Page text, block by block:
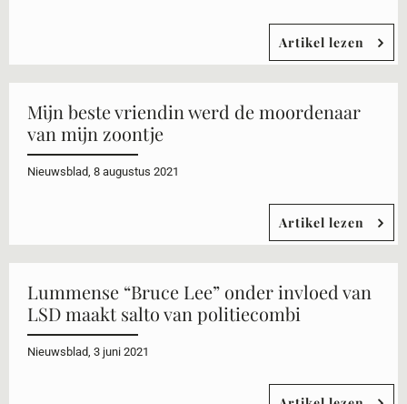
Artikel lezen
Mijn beste vriendin werd de moordenaar
van mijn zoontje
Nieuwsblad, 8 augustus 2021
Artikel lezen
Lummense “Bruce Lee” onder invloed van
LSD maakt salto van politiecombi
Nieuwsblad, 3 juni 2021